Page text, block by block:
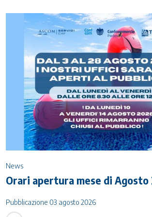
News
Orari apertura mese di Agosto
Pubblicazione 03 agosto 2026